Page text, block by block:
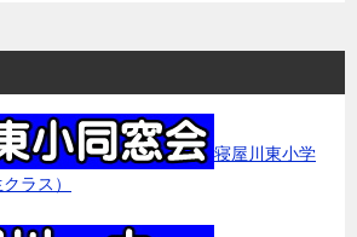
寝屋川東小学
ラス）